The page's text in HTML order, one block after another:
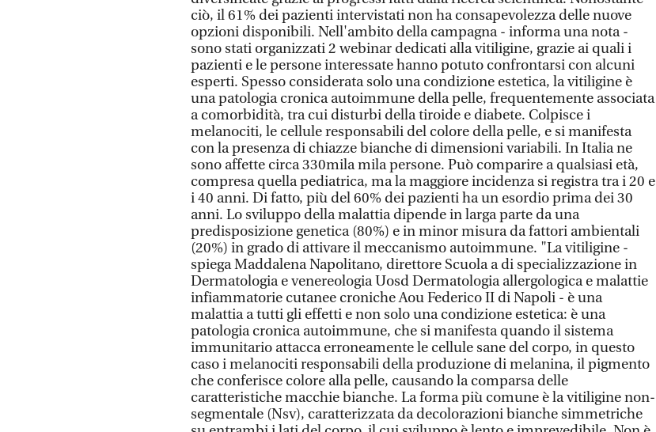
ciò, il 61% dei pazienti intervistati non ha consapevolezza delle nuove
opzioni disponibili. Nell'ambito della campagna - informa una nota -
sono stati organizzati 2 webinar dedicati alla vitiligine, grazie ai quali i
pazienti e le persone interessate hanno potuto confrontarsi con alcuni
esperti. Spesso considerata solo una condizione estetica, la vitiligine è
una patologia cronica autoimmune della pelle, frequentemente associata
a comorbidità, tra cui disturbi della tiroide e diabete. Colpisce i
melanociti, le cellule responsabili del colore della pelle, e si manifesta
con la presenza di chiazze bianche di dimensioni variabili. In Italia ne
sono affette circa 330mila mila persone. Può comparire a qualsiasi età,
compresa quella pediatrica, ma la maggiore incidenza si registra tra i 20 e
i 40 anni. Di fatto, più del 60% dei pazienti ha un esordio prima dei 30
anni. Lo sviluppo della malattia dipende in larga parte da una
predisposizione genetica (80%) e in minor misura da fattori ambientali
(20%) in grado di attivare il meccanismo autoimmune. "La vitiligine -
spiega Maddalena Napolitano, direttore Scuola a di specializzazione in
Dermatologia e venereologia Uosd Dermatologia allergologica e malattie
infiammatorie cutanee croniche Aou Federico II di Napoli - è una
malattia a tutti gli effetti e non solo una condizione estetica: è una
patologia cronica autoimmune, che si manifesta quando il sistema
immunitario attacca erroneamente le cellule sane del corpo, in questo
caso i melanociti responsabili della produzione di melanina, il pigmento
che conferisce colore alla pelle, causando la comparsa delle
caratteristiche macchie bianche. La forma più comune è la vitiligine non-
segmentale (Nsv), caratterizzata da decolorazioni bianche simmetriche